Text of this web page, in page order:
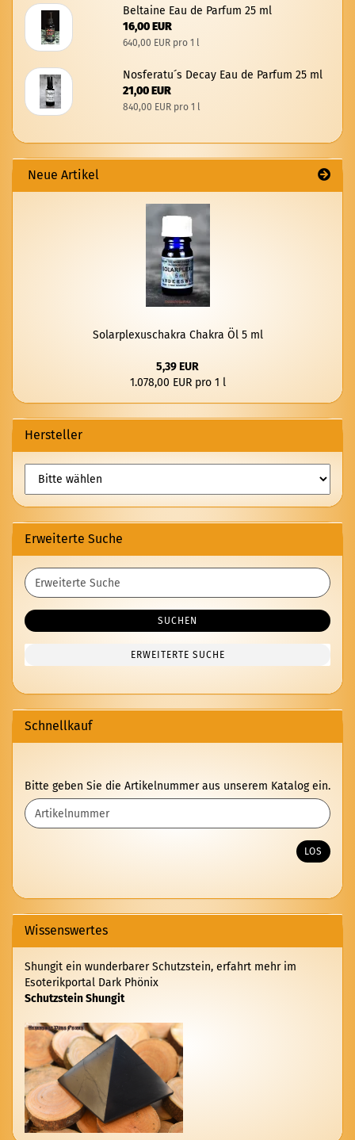
Bel­tai­ne Eau de Par­fum 25 ml
16,00 EUR
640,00 EUR pro 1 l
Nos­fe­ra­tu´s Decay Eau de Par­fum 25 ml
21,00 EUR
840,00 EUR pro 1 l
Neue Artikel
So­lar­ple­xuscha­kra Cha­kra Öl 5 ml
5,39 EUR
1.078,00 EUR pro 1 l
Hersteller
Erweiterte Suche
Erweiterte
Suche
SUCHEN
ERWEITERTE SUCHE
Schnellkauf
BITTE
GEBEN
SIE
DIE
KATALOG
EIN.
Bitte geben Sie die Artikelnummer aus unserem Katalog ein.
LOS
Wissenswertes
Shungit ein wunderbarer Schutzstein, erfahrt mehr im
Esoterikportal Dark Phönix
Schutzstein Shungit